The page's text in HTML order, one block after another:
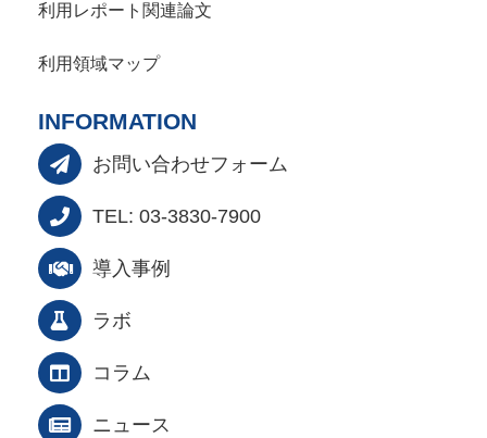
利用レポート関連論文
利用領域マップ
INFORMATION
お問い合わせフォーム
TEL: 03-3830-7900
導入事例
ラボ
コラム
ニュース